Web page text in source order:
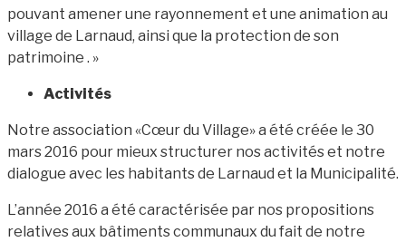
pouvant amener une rayonnement et une animation au
village de Larnaud, ainsi que la protection de son
patrimoine . »
Activités
Notre association «Cœur du Village» a été créée le 30
mars 2016 pour mieux structurer nos activités et notre
dialogue avec les habitants de Larnaud et la Municipalité.
L’année 2016 a été caractérisée par nos propositions
relatives aux bâtiments communaux du fait de notre